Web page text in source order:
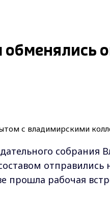
собрания
прошла рабочая